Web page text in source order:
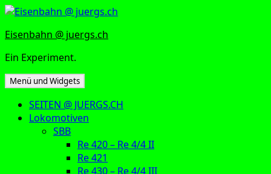
Zum
springen
Eisenbahn @ juergs.ch
Ein Experiment.
Menü und Widgets
SEITEN @ JUERGS.CH
Lokomotiven
SBB
Re 420 – Re 4/4 II
Re 421
Re 430 – Re 4/4 III